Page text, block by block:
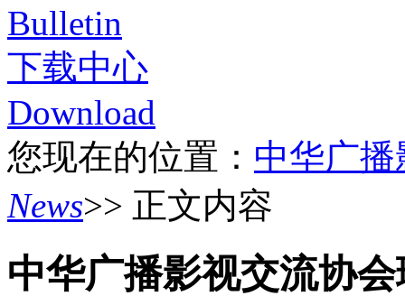
Bulletin
下载中心
Download
您现在的位置： 中华广
News>> 正文内容
中华广播影视交流协